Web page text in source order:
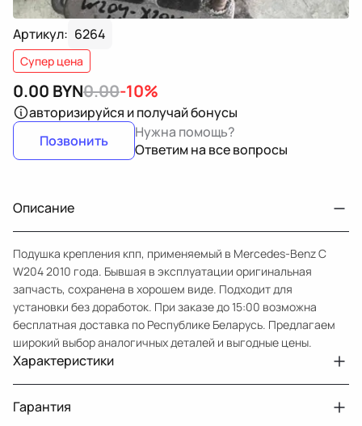
Артикул: 6264
Супер цена
0.00 BYN0.00-10%
авторизируйся и получай бонусы
Позвонить
Нужна помощь?
Ответим на все вопросы
Описание
Подушка крепления кпп, применяемый в Mercedes-Benz C
W204 2010 года. Бывшая в эксплуатации оригинальная
запчасть, сохранена в хорошем виде. Подходит для
установки без доработок. При заказе до 15:00 возможна
бесплатная доставка по Республике Беларусь. Предлагаем
широкий выбор аналогичных деталей и выгодные цены.
Характеристики
Гарантия